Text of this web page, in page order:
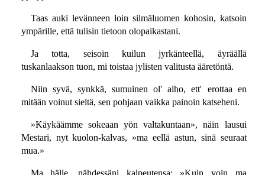
Taas auki levänneen loin silmäluomen kohosin, katsoin
ympärille, että tulisin tietoon olopaikastani.
Ja totta, seisoin kuilun jyrkänteellä, äyräällä
tuskanlaakson tuon, mi toistaa jylisten valitusta ääretöntä.
Niin syvä, synkkä, sumuinen ol' alho, ett' erottaa en
mitään voinut sieltä, sen pohjaan vaikka painoin katseheni.
»Käykäämme sokeaan yön valtakuntaan», näin lausui
Mestari, nyt kuolon-kalvas, »ma eellä astun, sinä seuraat
mua.»